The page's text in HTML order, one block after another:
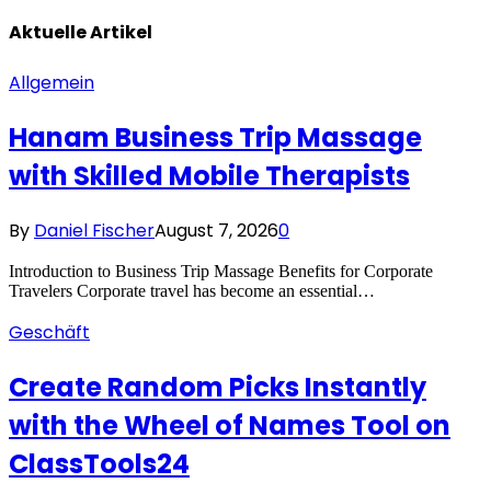
AktuelleArtikel
Allgemein
Hanam Business Trip Massage
with Skilled Mobile Therapists
By Daniel FischerAugust 7, 20260
Introduction to Business Trip Massage Benefits for Corporate
Travelers Corporate travel has become an essential…
Geschäft
Create Random Picks Instantly
with the Wheel of Names Tool on
ClassTools24